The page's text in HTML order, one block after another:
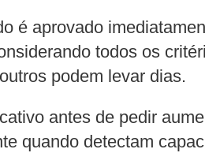
é aprovado
todos os
podem levar dias.
antes de pedir
quando detectam